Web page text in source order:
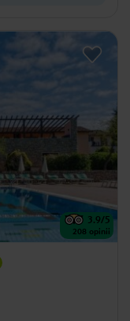
3.9/5
208 opinii